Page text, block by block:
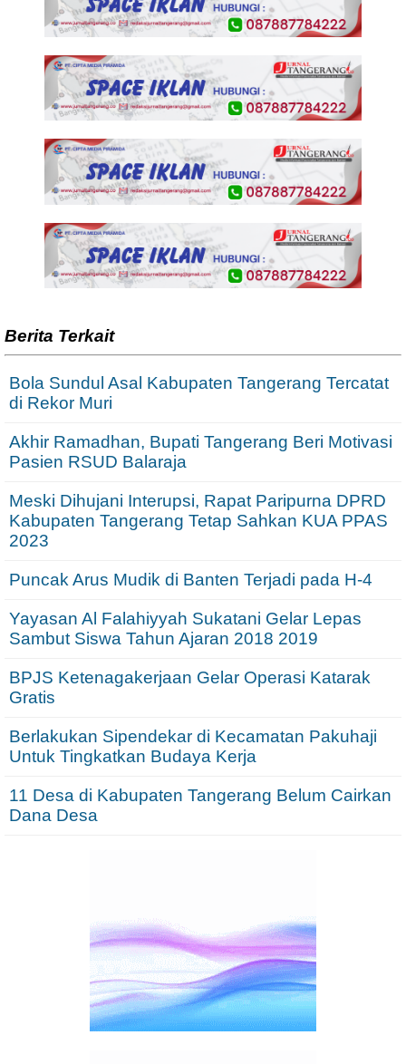
Berita Terkait
Bola Sundul Asal Kabupaten Tangerang Tercatat
di Rekor Muri
Akhir Ramadhan, Bupati Tangerang Beri Motivasi
Pasien RSUD Balaraja
Meski Dihujani Interupsi, Rapat Paripurna DPRD
Kabupaten Tangerang Tetap Sahkan KUA PPAS
2023
Puncak Arus Mudik di Banten Terjadi pada H-4
Yayasan Al Falahiyyah Sukatani Gelar Lepas
Sambut Siswa Tahun Ajaran 2018 2019
BPJS Ketenagakerjaan Gelar Operasi Katarak
Gratis
Berlakukan Sipendekar di Kecamatan Pakuhaji
Untuk Tingkatkan Budaya Kerja
11 Desa di Kabupaten Tangerang Belum Cairkan
Dana Desa